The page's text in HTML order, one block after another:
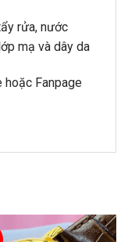
rửa, nước
mạ và dây da
hoặc Fanpage